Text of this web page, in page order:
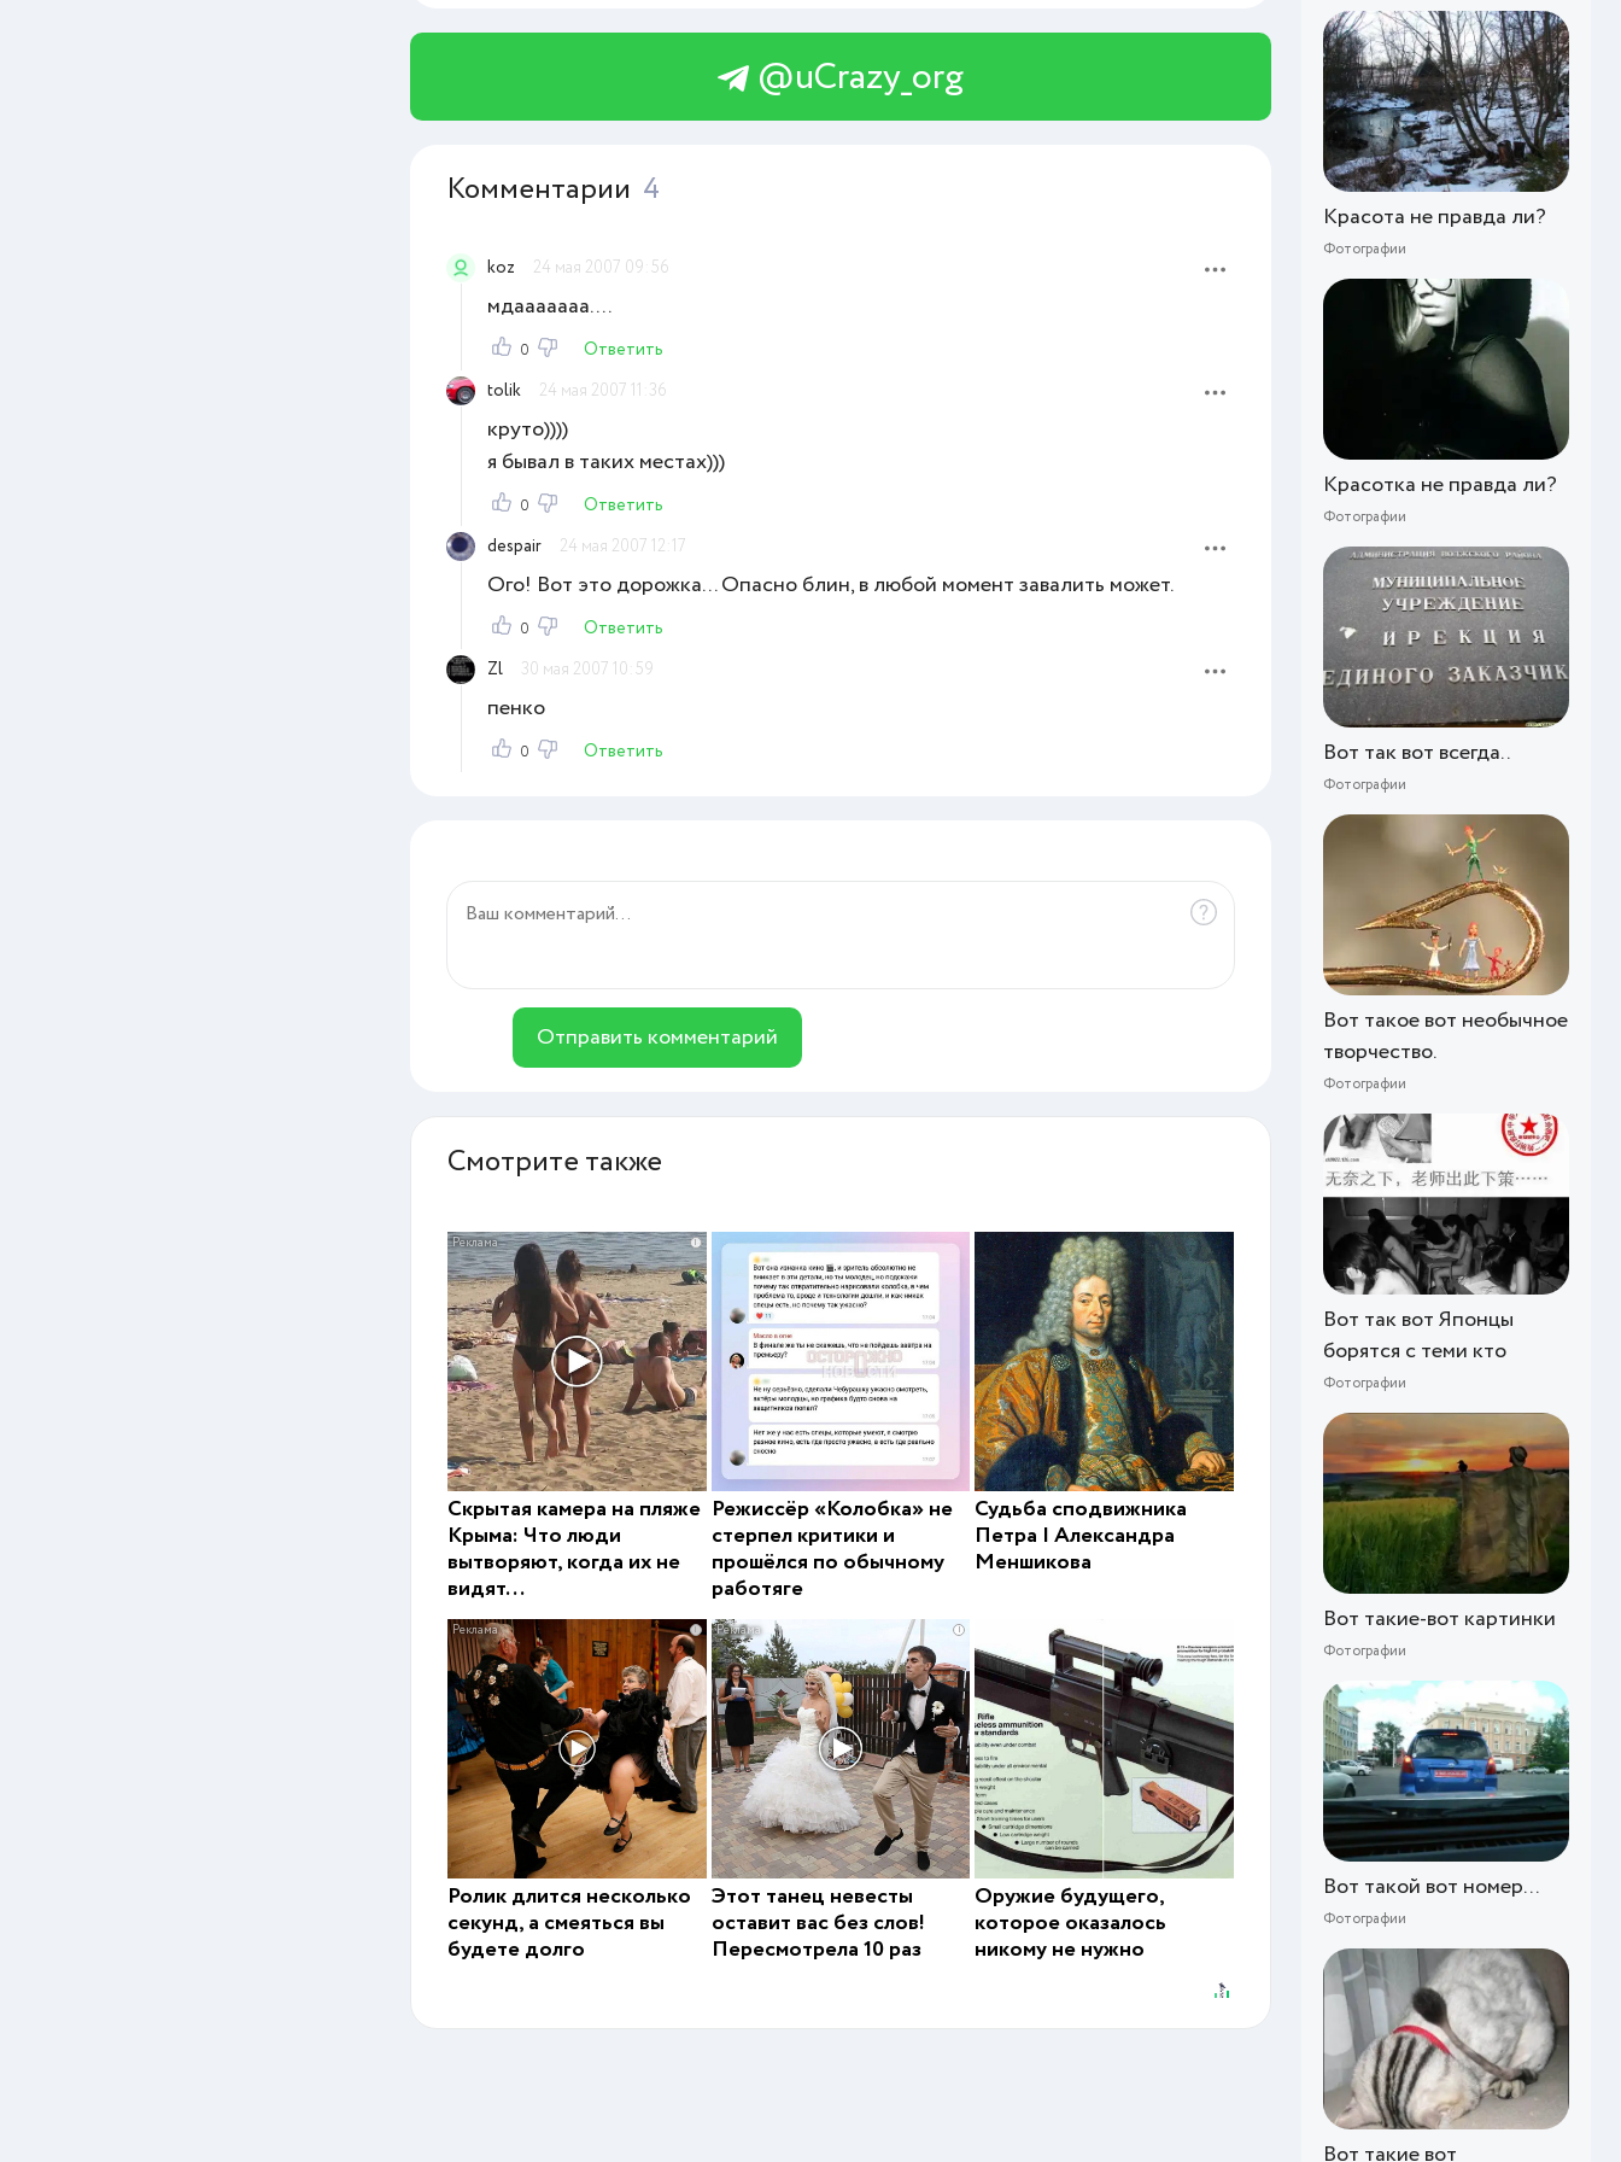
Красота не правда ли?
Фотографии
Красотка не правда ли?
Фотографии
Вот так вот всегда..
Фотографии
Вот такое вот необычное
творчество.
Фотографии
Вот так вот Японцы
борятся с теми кто
Фотографии
Вот такие-вот картинки
Фотографии
Вот такой вот номер...
Фотографии
Вот такие вот
@uCrazy_org
Комментарии 4
koz 24 мая 2007 09:56
мдааааааа....
0
Ответить
tolik
24 мая 2007 11:36
круто))))
я бывал в таких местах)))
0
Ответить
despair
24 мая 2007 12:17
Ого! Вот это дорожка... Опасно блин, в любой момент завалить может.
0
Ответить
Zl
30 мая 2007 10:59
пенко
0 Ответить
Отправить комментарий
Смотрите также
i
Скрытая камера на пляже
Крыма: Что люди
вытворяют, когда их не
видят...
Режиссёр «Колобка» не
стерпел критики и
прошёлся по обычному
работяге
Судьба сподвижника
Петра I Александра
Меншикова
i
Ролик длится несколько
секунд, а смеяться вы
будете долго
i
Этот танец невесты
оставит вас без слов!
Пересмотрела 10 раз
Оружие будущего,
которое оказалось
никому не нужно